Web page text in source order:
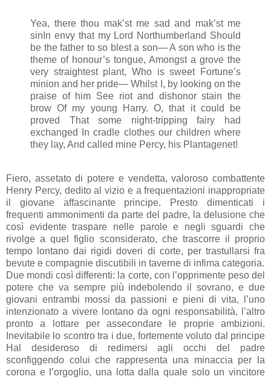
Yea, there thou mak’st me sad and mak’st me
sinIn envy that my Lord Northumberland Should
be the father to so blest a son— A son who is the
theme of honour’s tongue, Amongst a grove the
very straightest plant, Who is sweet Fortune’s
minion and her pride— Whilst I, by looking on the
praise of him See riot and dishonor stain the
brow Of my young Harry. O, that it could be
proved That some night-tripping fairy had
exchanged In cradle clothes our children where
they lay, And called mine Percy, his Plantagenet!
Fiero, assetato di potere e vendetta, valoroso combattente
Henry Percy, dedito al vizio e a frequentazioni inappropriate
il giovane affascinante principe. Presto dimenticati i
frequenti ammonimenti da parte del padre, la delusione che
così evidente traspare nelle parole e negli sguardi che
rivolge a quel figlio sconsiderato, che trascorre il proprio
tempo lontano dai rigidi doveri di corte, per trastullarsi fra
bevute e compagnie discutibili in taverne di infima categoria.
Due mondi così differenti: la corte, con l’opprimente peso del
potere che va sempre più indebolendo il sovrano, e due
giovani entrambi mossi da passioni e pieni di vita, l’uno
intenzionato a vivere lontano da ogni responsabilità, l’altro
pronto a lottare per assecondare le proprie ambizioni.
Inevitabile lo scontro tra i due, fortemente voluto dal principe
Hal desideroso di redimersi agli occhi del padre
sconfiggendo colui che rappresenta una minaccia per la
corona e l’orgoglio, una lotta dalla quale solo un vincitore